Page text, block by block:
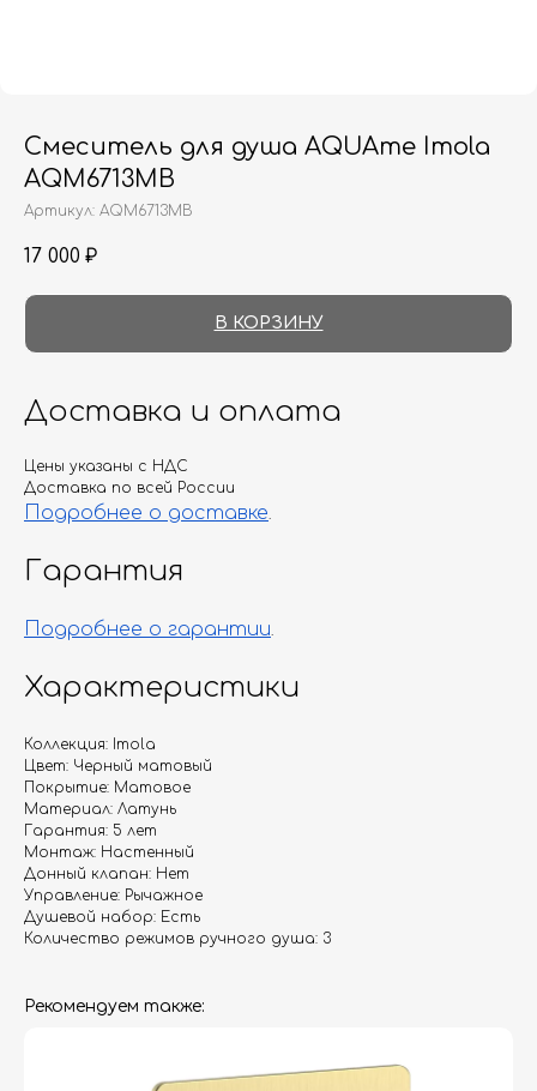
Смеситель для душа AQUAme Imola
AQM6713MB
Артикул: AQM6713MB
17 000 ₽
В КОРЗИНУ
Доставка и оплата
Цены указаны с НДС
Доставка по всей России
Подробнее о доставке.
Гарантия
Подробнее о гарантии.
Характеристики
Коллекция: Imola
Цвет: Черный матовый
Покрытие: Матовое
Материал: Латунь
Гарантия: 5 лет
Монтаж: Настенный
Донный клапан: Нет
Управление: Рычажное
Душевой набор: Есть
Количество режимов ручного душа: 3
Рекомендуем также: